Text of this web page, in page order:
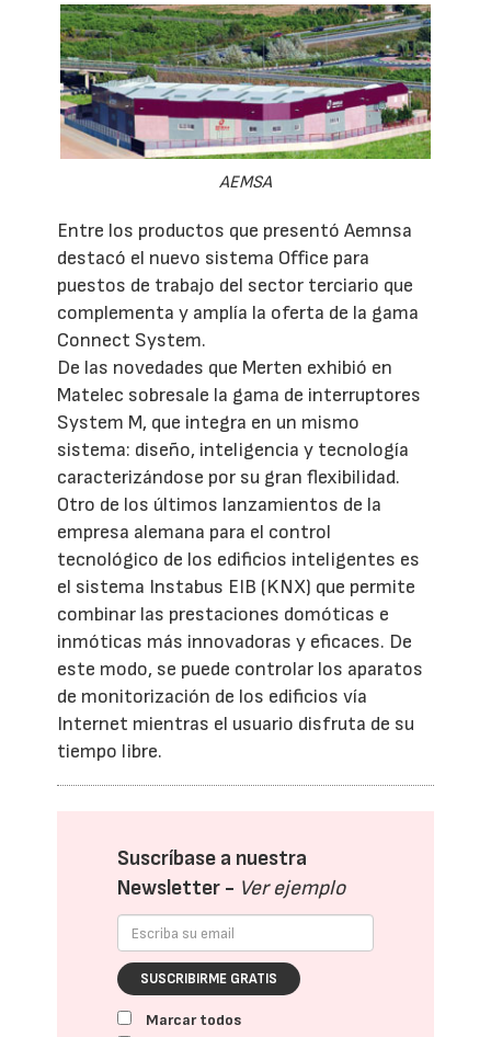
AEMSA
Entre los productos que presentó Aemnsa
destacó el nuevo sistema Office para
puestos de trabajo del sector terciario que
complementa y amplía la oferta de la gama
Connect System.
De las novedades que Merten exhibió en
Matelec sobresale la gama de interruptores
System M, que integra en un mismo
sistema: diseño, inteligencia y tecnología
caracterizándose por su gran flexibilidad.
Otro de los últimos lanzamientos de la
empresa alemana para el control
tecnológico de los edificios inteligentes es
el sistema Instabus EIB (KNX) que permite
combinar las prestaciones domóticas e
inmóticas más innovadoras y eficaces. De
este modo, se puede controlar los aparatos
de monitorización de los edificios vía
Internet mientras el usuario disfruta de su
tiempo libre.
Suscríbase a nuestra
Newsletter - Ver ejemplo
SUSCRIBIRME GRATIS
Marcar todos